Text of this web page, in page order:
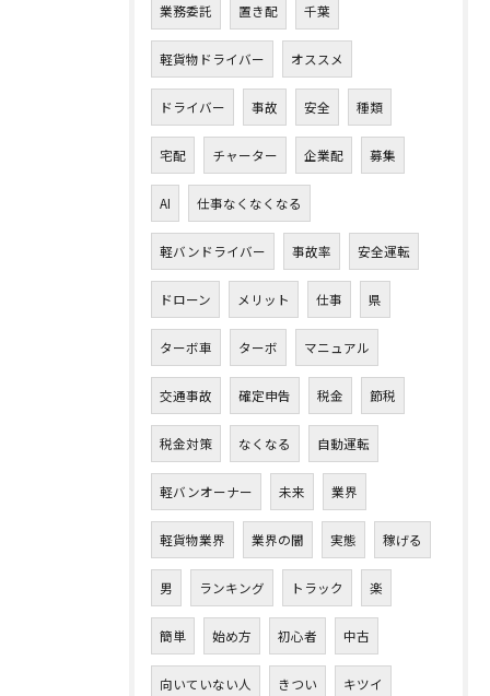
業務委託 置き配 千葉
軽貨物ドライバー オススメ
ドライバー 事故 安全 種類
宅配 チャーター 企業配 募集
AI 仕事なくなくなる
軽バンドライバー 事故率 安全運転
ドローン メリット 仕事 県
ターボ車 ターボ マニュアル
交通事故 確定申告 税金 節税
税金対策 なくなる 自動運転
軽バンオーナー 未来 業界
軽貨物業界 業界の闇 実態 稼げる
男 ランキング トラック 楽
簡単 始め方 初心者 中古
向いていない人 きつい キツイ